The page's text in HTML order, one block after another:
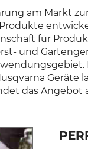
am Markt
für
und
Geräte
das Angebot